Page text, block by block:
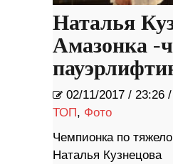
Наталья
Амазонка -
02/11/2017 / 23:26 /
ТОП, Фото
Чемпионка по
Наталья Кузнецова